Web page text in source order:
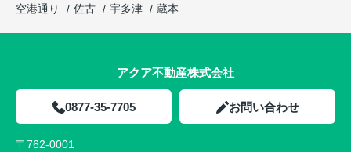
空港通り
佐古 宇多津 蔵本
アクア不動産株式会社
0877-35-7705 お問い合わせ
〒762-0001